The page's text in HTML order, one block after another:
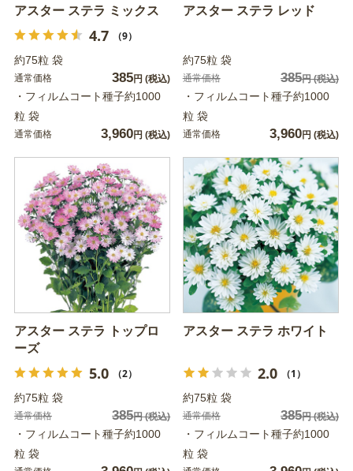
アスター ステラ ミックス
4.7 （9）
約75粒 袋
通常価格 385円 (税込)
・フィルムコート種子約1000
粒 袋
通常価格 3,960円 (税込)
アスター ステラ レッド
約75粒 袋
通常価格 385円(税込)
・フィルムコート種子約1000
粒 袋
通常価格 3,960円 (税込)
アスター ステラ トップロ
ーズ
5.0 （2）
約75粒 袋
通常価格 385円(税込)
・フィルムコート種子約1000
粒 袋
アスター ステラ ホワイト
2.0 （1）
約75粒 袋
通常価格 385円(税込)
・フィルムコート種子約1000
粒 袋